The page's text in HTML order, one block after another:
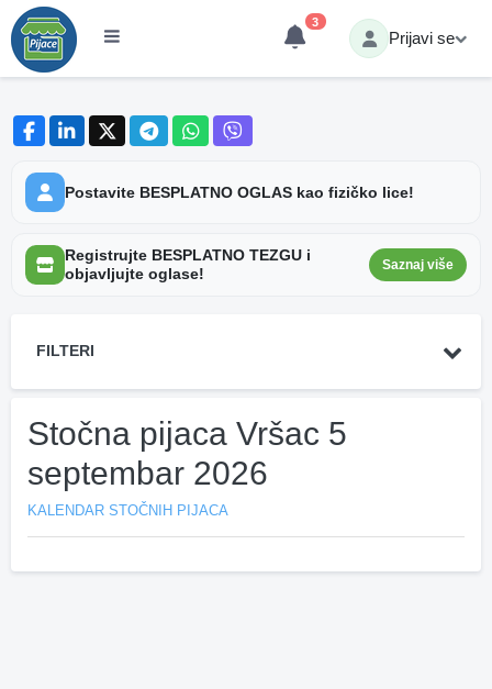
3
Prijavi se
Postavite BESPLATNO OGLAS kao fizičko lice!
Registrujte BESPLATNO TEZGU i
objavljujte oglase!
Saznaj više
FILTERI
Stočna pijaca Vršac 5
septembar 2026
KALENDAR STOČNIH PIJACA